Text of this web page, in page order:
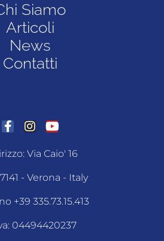
Siamo
Articoli
News
Contatti
Via Caio' 16
- Verona - Italy
+39 335.73.15.413
04494420237